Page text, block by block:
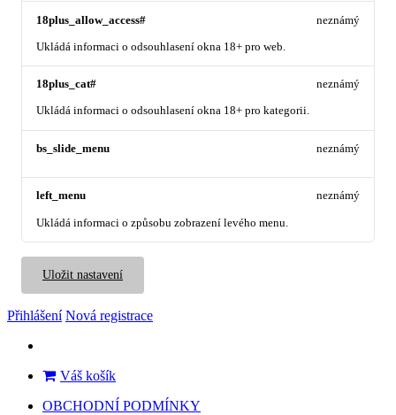
18plus_allow_access#
Ukládá informaci o odsouhlasení okna 18+ pro web.
neznámý
18plus_cat#
Ukládá informaci o odsouhlasení okna 18+ pro kategorii.
neznámý
bs_slide_menu neznámý
left_menu
Ukládá informaci o způsobu zobrazení levého menu.
neznámý
Uložit nastavení
Přihlášení Nová registrace
Váš košík
OBCHODNÍ PODMÍNKY